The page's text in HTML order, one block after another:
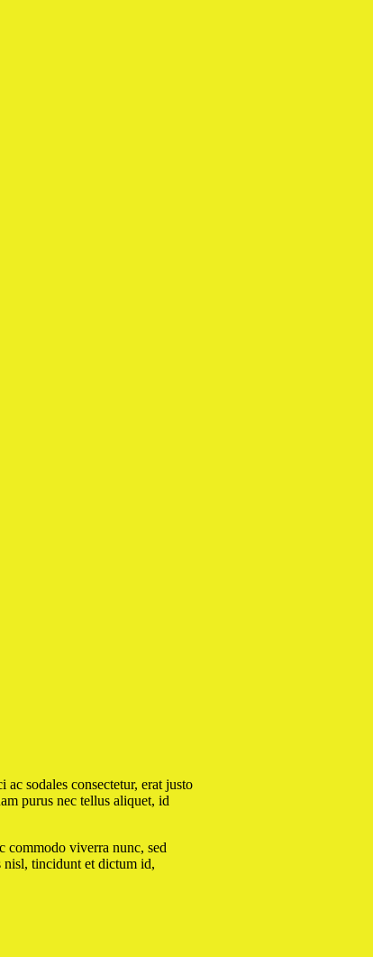
sodales consectetur, erat justo
purus nec tellus aliquet, id
commodo viverra nunc, sed
nisl, tincidunt et dictum id,